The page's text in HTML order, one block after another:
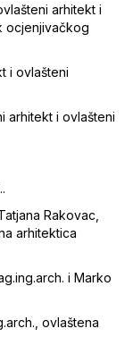
arhitekt i
ocjenjivačkog
i ovlašteni
arhitekt i ovlašteni
Rakovac,
arhitektica
i Marko
ovlaštena